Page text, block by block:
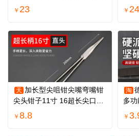
电工家用工具
￥ 23
嘴
￥
天 加长型尖咀钳尖嘴弯嘴钳
尖头钳子11寸 16超长尖口工
业级手工O型嘴
￥ 8.8
淘
多功
寸
￥